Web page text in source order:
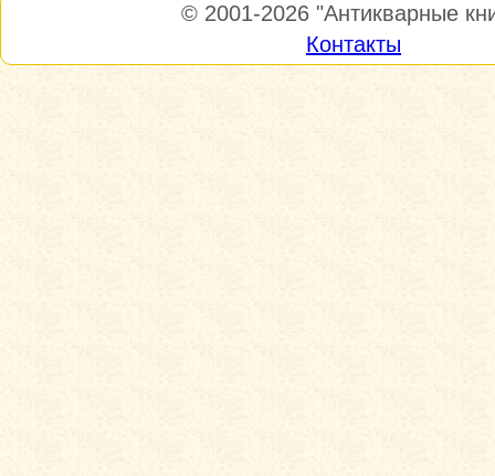
© 2001-2026 "Антикварные
Контакты